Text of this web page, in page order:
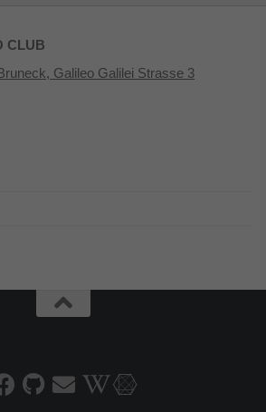
CLUB
Galileo Galilei Strasse 3